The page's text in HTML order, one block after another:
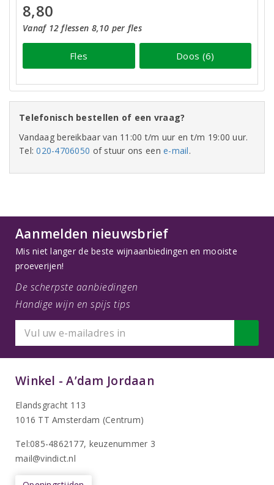
8,80
Vanaf 12 flessen 8,10 per fles
Fles Doos (6)
Telefonisch bestellen of een vraag?
Vandaag bereikbaar van 11:00 t/m uur en t/m 19:00 uur.
Tel:020-4706050 of stuur ons eene-mail.
Aanmelden nieuwsbrief
Mis niet langer de beste wijnaanbiedingen en mooiste
proeverijen!
De scherpste aanbiedingen
Handige wijn en spijs tips
Winkel - A’dam Jordaan
Elandsgracht 113
1016 TT Amsterdam (Centrum)
Tel:085-4862177, keuzenummer 3
mail@vindict.nl